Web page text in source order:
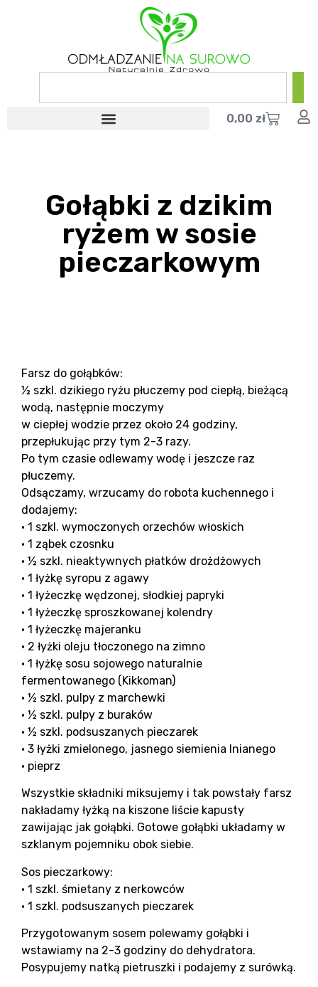
0,00 zł
Gołąbki z dzikim
ryżem w sosie
pieczarkowym
Farsz do gołąbków:
½ szkl. dzikiego ryżu płuczemy pod ciepłą, bieżącą
wodą, następnie moczymy
w ciepłej wodzie przez około 24 godziny,
przepłukując przy tym 2-3 razy.
Po tym czasie odlewamy wodę i jeszcze raz
płuczemy.
Odsączamy, wrzucamy do robota kuchennego i
dodajemy:
• 1 szkl. wymoczonych orzechów włoskich
• 1 ząbek czosnku
• ½ szkl. nieaktywnych płatków drożdżowych
• 1 łyżkę syropu z agawy
• 1 łyżeczkę wędzonej, słodkiej papryki
• 1 łyżeczkę sproszkowanej kolendry
• 1 łyżeczkę majeranku
• 2 łyżki oleju tłoczonego na zimno
• 1 łyżkę sosu sojowego naturalnie
fermentowanego (Kikkoman)
• ½ szkl. pulpy z marchewki
• ½ szkl. pulpy z buraków
• ½ szkl. podsuszanych pieczarek
• 3 łyżki zmielonego, jasnego siemienia lnianego
• pieprz
Wszystkie składniki miksujemy i tak powstały farsz
nakładamy łyżką na kiszone liście kapusty
zawijając jak gołąbki. Gotowe gołąbki układamy w
szklanym pojemniku obok siebie.
Sos pieczarkowy:
• 1 szkl. śmietany z nerkowców
• 1 szkl. podsuszanych pieczarek
Przygotowanym sosem polewamy gołąbki i
wstawiamy na 2-3 godziny do dehydratora.
Posypujemy natką pietruszki i podajemy z surówką.